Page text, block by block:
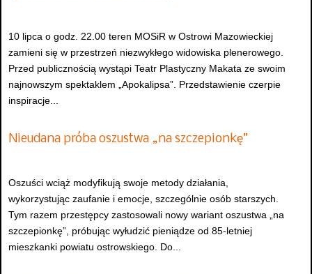
10 lipca o godz. 22.00 teren MOSiR w Ostrowi Mazowieckiej
zamieni się w przestrzeń niezwykłego widowiska plenerowego.
Przed publicznością wystąpi Teatr Plastyczny Makata ze swoim
najnowszym spektaklem „Apokalipsa”. Przedstawienie czerpie
inspiracje...
Nieudana próba oszustwa „na szczepionkę”
Oszuści wciąż modyfikują swoje metody działania,
wykorzystując zaufanie i emocje, szczególnie osób starszych.
Tym razem przestępcy zastosowali nowy wariant oszustwa „na
szczepionkę”, próbując wyłudzić pieniądze od 85-letniej
mieszkanki powiatu ostrowskiego. Do...